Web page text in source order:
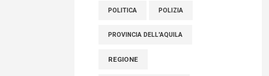
POLITICA POLIZIA
PROVINCIA DELL'AQUILA
REGIONE